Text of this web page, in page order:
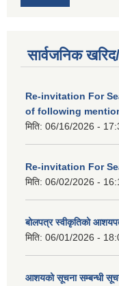
सार्वजनिक
Re-invitation For
of following
मिति: 06/16/2026 -
Re-invitation For
मिति: 06/02/2026 -
बोलपत्र स्वीकृतिको
मिति: 06/01/2026 -
आशयको सूचना सम्बन्धी